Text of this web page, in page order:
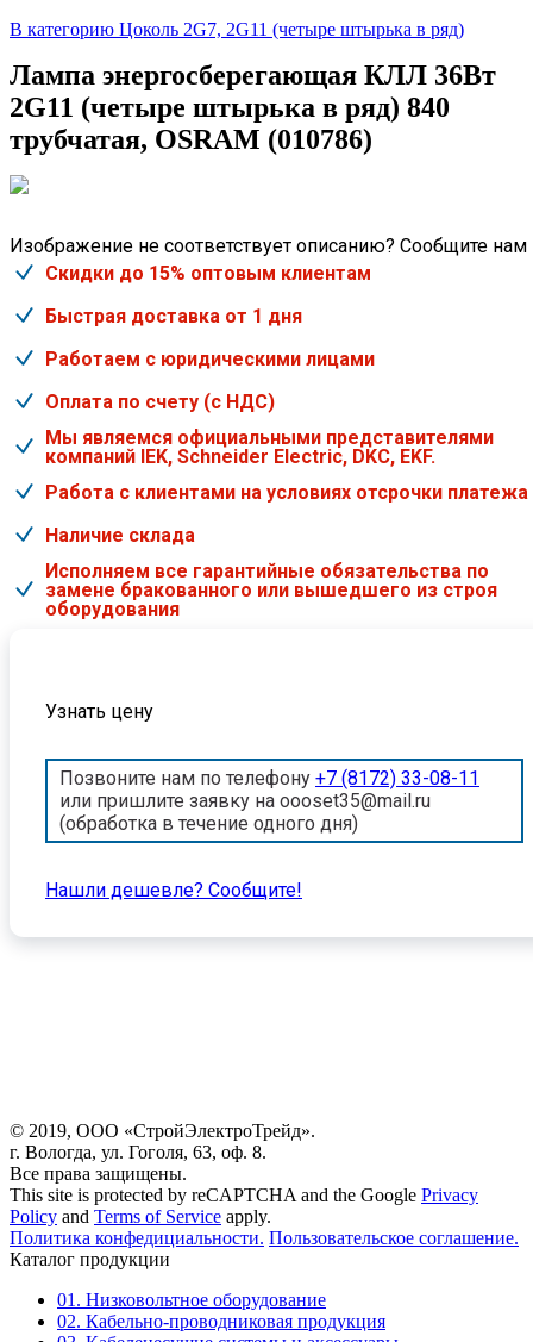
В категорию Цоколь 2G7, 2G11 (четыре штырька в ряд)
Лампа энергосберегающая КЛЛ 36Вт
2G11 (четыре штырька в ряд) 840
трубчатая, OSRAM (010786)
Изображение не соответствует описанию? Сообщите нам
Скидки до 15% оптовым клиентам
Быстрая доставка от 1 дня
Работаем с юридическими лицами
Оплата по счету (с НДС)
Мы являемся официальными представителями
компаний IEK, Schneider Electric, DKC, EKF.
Работа с клиентами на условиях отсрочки платежа
Наличие склада
Исполняем все гарантийные обязательства по
замене бракованного или вышедшего из строя
оборудования
Узнать цену
Позвоните нам по телефону +7 (8172) 33-08-11
или пришлите заявку на oooset35@mail.ru
(обработка в течение одного дня)
Нашли дешевле? Cообщите!
© 2019, ООО «СтройЭлектроТрейд».
г. Вологда, ул. Гоголя, 63, оф. 8.
Все права защищены.
This site is protected by reCAPTCHA and the Google Privacy
Policy and Terms of Service apply.
Политика конфедициальности. Пользовательское соглашение.
Каталог продукции
01. Низковольтное оборудование
02. Кабельно-проводниковая продукция